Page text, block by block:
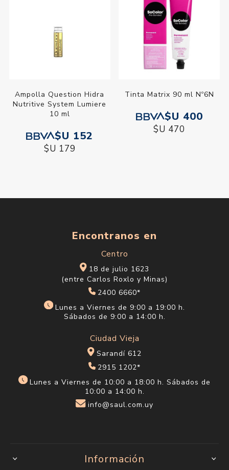
Ampolla Question Hidra
Nutritive System Lumiere
10 ml
$U 152
$U 179
Tinta Matrix 90 ml Nº6N
$U 400
$U 470
Encontranos en
Centro
18 de julio 1623
(entre Carlos Roxlo y Minas)
2400 6660*
Lunes a Viernes de 9:00 a 19:00 h.
Sábados de 9:00 a 14:00 h.
Ciudad Vieja
Sarandí 612
2915 1202*
Lunes a Viernes de 10:00 a 18:00 h. Sábados de
10:00 a 14:00 h.
info@saul.com.uy
Información